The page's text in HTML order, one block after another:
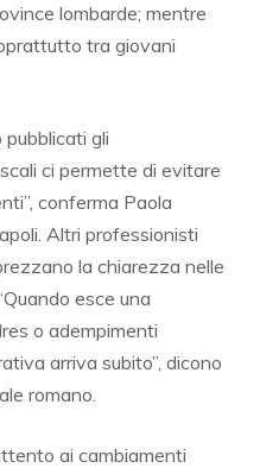
lombarde; mentre
tra giovani
gli
ci permette di evitare
conferma Paola
Altri professionisti
la chiarezza nelle
esce una
o adempimenti
arriva subito”, dicono
romano.
ai cambiamenti